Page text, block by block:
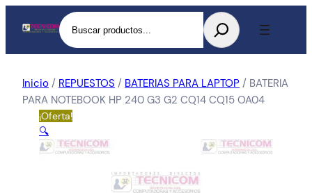
Buscar
Inicio / REPUESTOS / BATERIAS PARA LAPTOP / BATERIA
PARA NOTEBOOK HP 240 G3 G2 CQ14 CQ15 OA04
¡Oferta!
🔍